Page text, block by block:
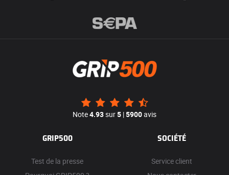
Note4.93sur5 |5900avis
GRIP500
Test de la presse
SOCIÉTÉ
Service client